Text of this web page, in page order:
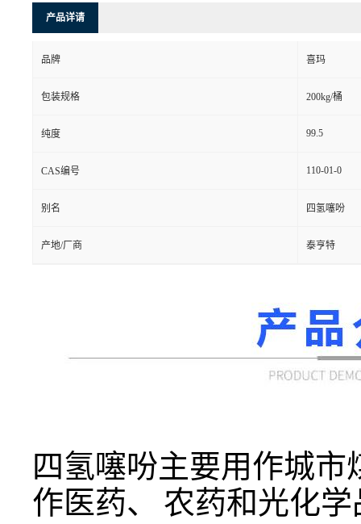
产品详请
品牌 喜玛
包装规格 200kg/桶
纯度 99.5
CAS编号 110-01-0
别名 四氢噻吩
产地/厂商 泰亨特
四氢噻吩主要用作城
作医药、
农药和光化